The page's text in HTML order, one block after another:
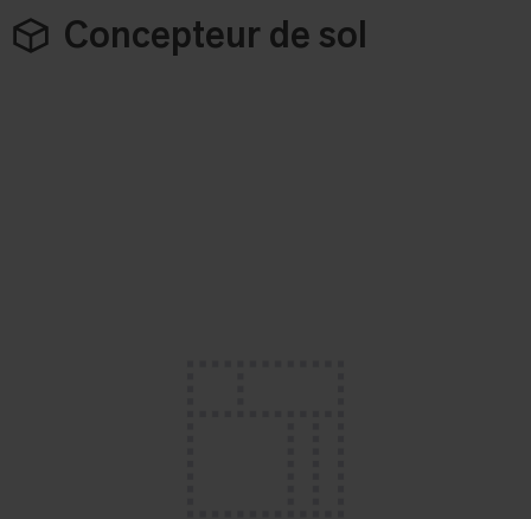
Concepteur de sol